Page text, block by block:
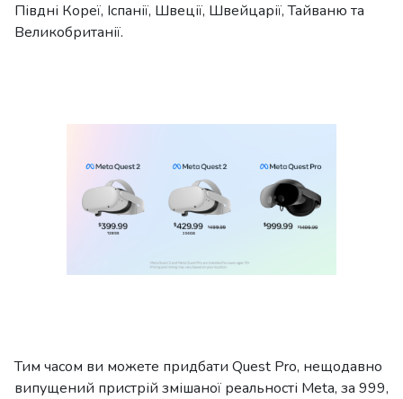
Півдні Кореї, Іспанії, Швеції, Швейцарії, Тайваню та
Великобританії.
Тим часом ви можете придбати Quest Pro, нещодавно
випущений пристрій змішаної реальності Meta, за 999,